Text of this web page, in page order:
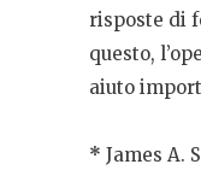
risposte di
questo,
aiuto
* James A.